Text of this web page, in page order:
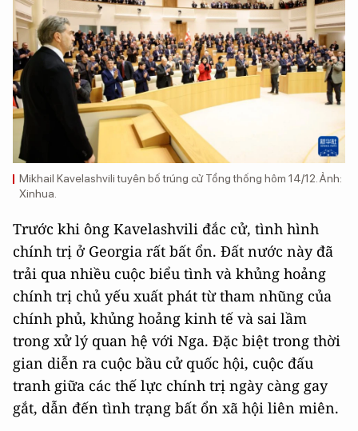
Mikhail Kavelashvili tuyên bố trúng cử Tổng thống hôm 14/12. Ảnh:
Xinhua.
Trước khi ông Kavelashvili đắc cử, tình hình
chính trị ở Georgia rất bất ổn. Đất nước này đã
trải qua nhiều cuộc biểu tình và khủng hoảng
chính trị chủ yếu xuất phát từ tham nhũng của
chính phủ, khủng hoảng kinh tế và sai lầm
trong xử lý quan hệ với Nga. Đặc biệt trong thời
gian diễn ra cuộc bầu cử quốc hội, cuộc đấu
tranh giữa các thế lực chính trị ngày càng gay
gắt, dẫn đến tình trạng bất ổn xã hội liên miên.